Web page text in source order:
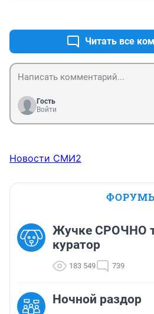
Читать все
Гость
Войти
Новости СМИ2
Жучке СРОЧНО
куратор
183 549 739
Ночной раздор